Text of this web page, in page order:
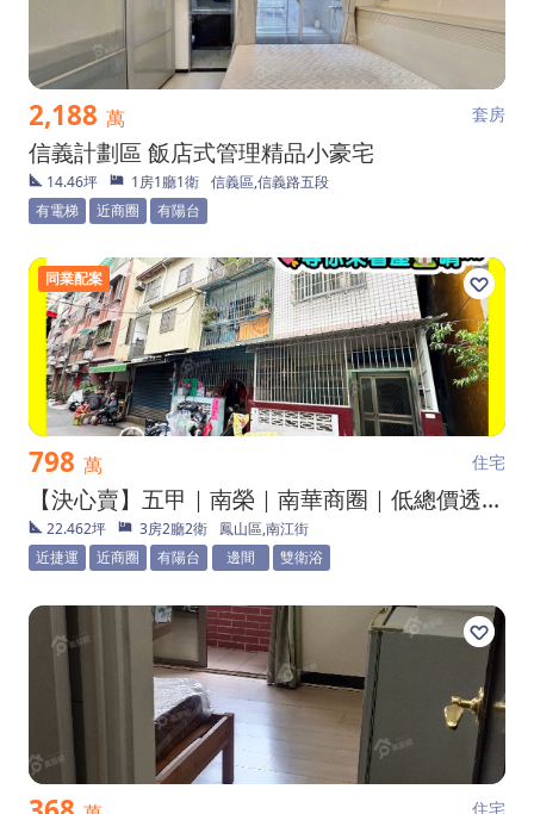
2,188 萬 套房
信義計劃區 飯店式管理精品小豪宅
14.46坪 1房1廳1衛 信義區,信義路五段
有電梯
近商圈 有陽台
同業配案
798 萬 住宅
【決心賣】五甲｜南榮｜南華商圈｜低總價透天二樓
22.462坪 3房2廳2衛
鳳山區,南江街
近捷運
近商圈 有陽台 邊間 雙衛浴
住宅